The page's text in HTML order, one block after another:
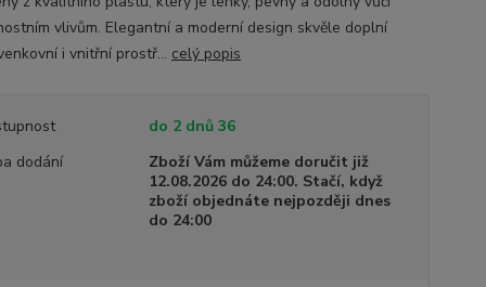
vlivům. Elegantní a moderní design skvěle doplní
i vnitřní prostř... celý popis
do 2 dnů 36
dodání
Zboží Vám můžeme doručit již
12.08.2026 do 24:00. Stačí, když
zboží objednáte nejpozději dnes
do 24:00